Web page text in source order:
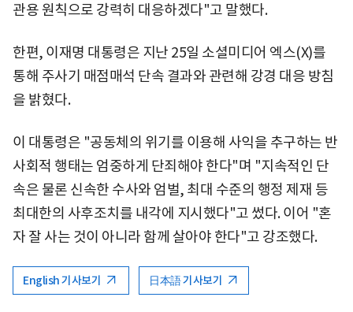
관용 원칙으로 강력히 대응하겠다"고 말했다.
한편, 이재명 대통령은 지난 25일 소셜미디어 엑스(X)를
통해 주사기 매점매석 단속 결과와 관련해 강경 대응 방침
을 밝혔다.
이 대통령은 "공동체의 위기를 이용해 사익을 추구하는 반
사회적 행태는 엄중하게 단죄해야 한다"며 "지속적인 단
속은 물론 신속한 수사와 엄벌, 최대 수준의 행정 제재 등
최대한의 사후조치를 내각에 지시했다"고 썼다. 이어 "혼
자 잘 사는 것이 아니라 함께 살아야 한다"고 강조했다.
English 기사보기 日本語 기사보기